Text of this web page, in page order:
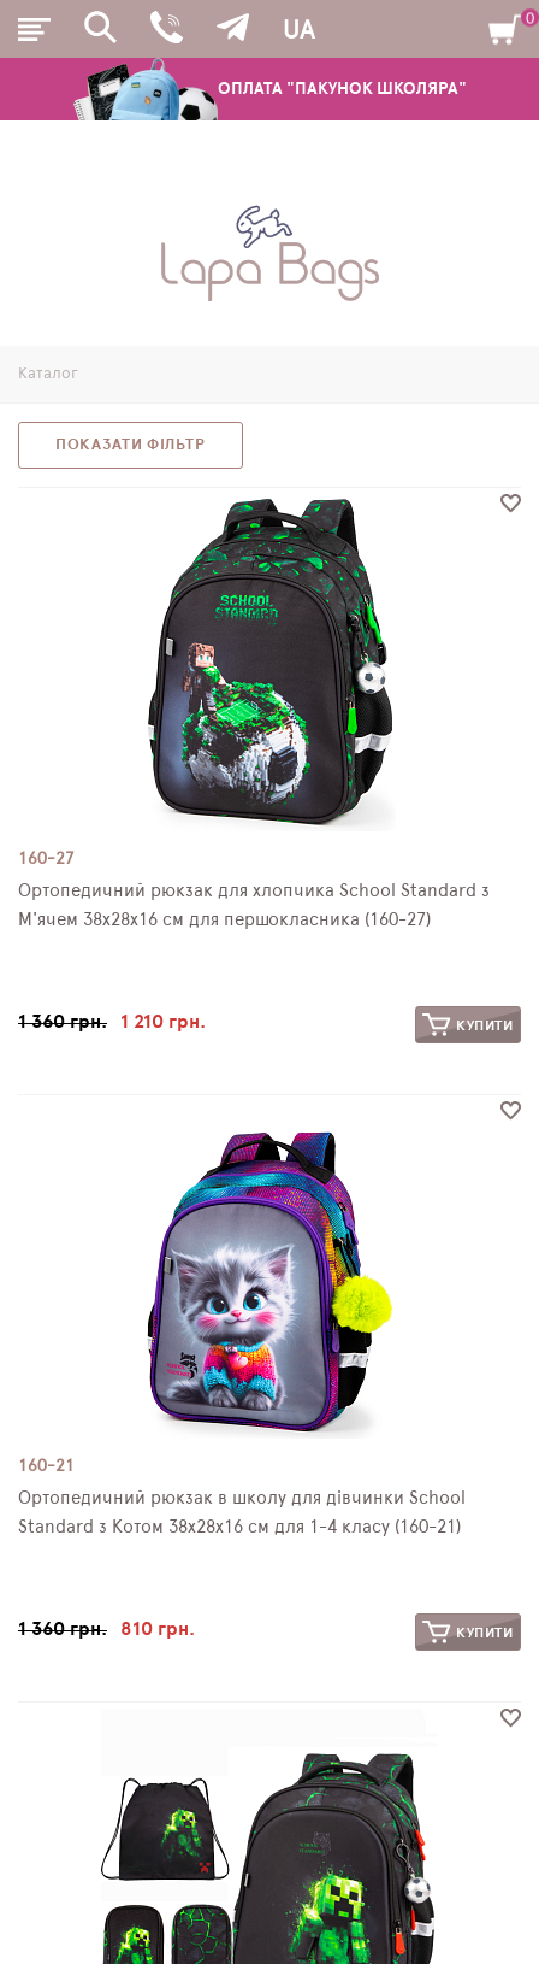
ОПЛАТА "ПАКУНОК ШКОЛЯРА"
UA
ШКІЛЬНІ РЮКЗАКИ ТА РАНЦІ
МОЛОДІЖНІ РЮКЗАКИ
ПЕНАЛИ
SCHOOL STANDARD
0
Каталог
ПОКАЗАТИ ФІЛЬТР
160-27
Ортопедичний рюкзак для хлопчика School Standard з
М'ячем 38х28х16 см для першокласника (160-27)
1 360 грн. 1 210 грн. КУПИТИ
160-21
Ортопедичний рюкзак в школу для дівчинки School
Standard з Котом 38х28х16 см для 1-4 класу (160-21)
1 360 грн. 810 грн. КУПИТИ